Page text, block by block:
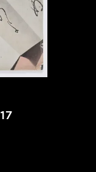
世紀視覺